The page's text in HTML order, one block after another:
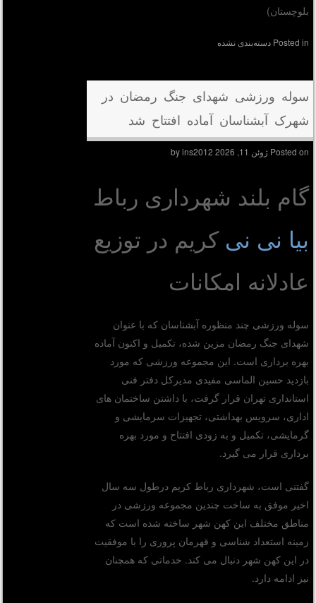
بلوچستان)
Posted inدسته‌بندی نشده
سوله ورزشی شهدای جنگ رمضان در
شهرک آبشناسان آماده افتتاح شد
Posted onژوئن 11, 2026 by
ins2012
گام بلند شهرداری رباط
بیا نی نی کریم در توزیع
عادلانه امکانات
سوله ورزشی چند منظوره آبشناسان که با عنوان
شهدای جنگ رمضان مزین شده، تکمیل و اکنون آماده
بهره برداری است. این مجموعه ورزشی که مورد
بازدید حسین الماسی مفیدی مدیرکل دفتر فنی
استانداری تهران قرار گرفت، با داشتن ساختمان های
اداری، سرویس بهداشتی، تجهیزات سرمایشی و
گرمایشی، تکمیل و به زودی افتتاح و مورد بهره
برداری قرار می گیرد.
گفتنی است، شهرداری رباط کریم درطول سه سال
اخیر موفق به ساخت چندین مجموعه ورزشی در
مناطق مختلف این کهن شهر ساخته شده است که
زمینه استعداد شناسی و قهرمان پروری را با موفقیت
در این کهن شهر دنبال می کند. خدماتی که همچنان
نیز ادامه دارد.